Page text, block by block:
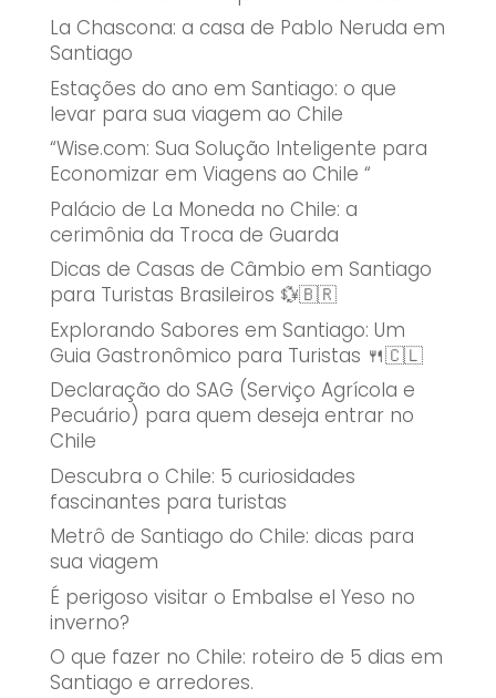
La Chascona: a casa de Pablo Neruda em
Santiago
Estações do ano em Santiago: o que
levar para sua viagem ao Chile
“Wise.com: Sua Solução Inteligente para
Economizar em Viagens ao Chile “
Palácio de La Moneda no Chile: a
cerimônia da Troca de Guarda
Dicas de Casas de Câmbio em Santiago
para Turistas Brasileiros 💱🇧🇷
Explorando Sabores em Santiago: Um
Guia Gastronômico para Turistas 🍴🇨🇱
Declaração do SAG (Serviço Agrícola e
Pecuário) para quem deseja entrar no
Chile
Descubra o Chile: 5 curiosidades
fascinantes para turistas
Metrô de Santiago do Chile: dicas para
sua viagem
É perigoso visitar o Embalse el Yeso no
inverno?
O que fazer no Chile: roteiro de 5 dias em
Santiago e arredores.